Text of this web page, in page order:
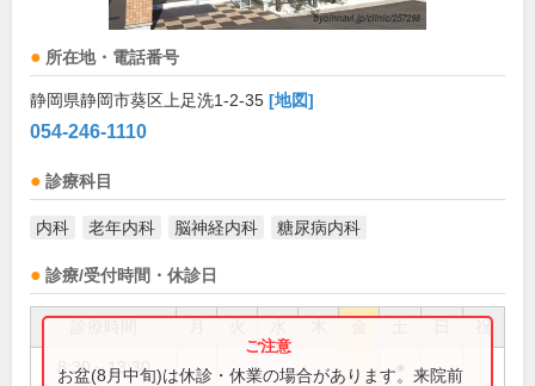
所在地・電話番号
静岡県静岡市葵区上足洗1-2-35 [地図]
054-246-1110
診療科目
内科 老年内科 脳神経内科 糖尿病内科
診療/受付時間・休診日
祝
8:30～13:30
お盆(8月中旬)は休診・休業の場合があります。来院前